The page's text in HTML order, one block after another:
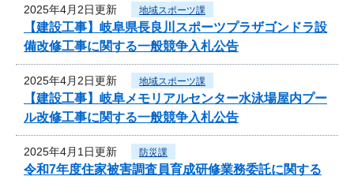
2025年4月2日更新 地域スポーツ課
【建設工事】岐阜県長良川スポーツプラザゴンドラ設
備改修工事に関する一般競争入札公告
2025年4月2日更新 地域スポーツ課
【建設工事】岐阜メモリアルセンター水泳場屋内プー
ル改修工事に関する一般競争入札公告
2025年4月1日更新 防災課
令和7年度住家被害調査員育成研修業務委託に関する